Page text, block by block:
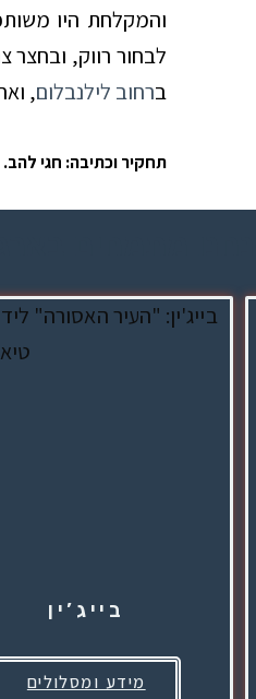
והמקלחת היו
ברחוב לילנבלום,
תחקיר וכתיבה: חגי להב.
בייג’ין
מידע ומסלולים